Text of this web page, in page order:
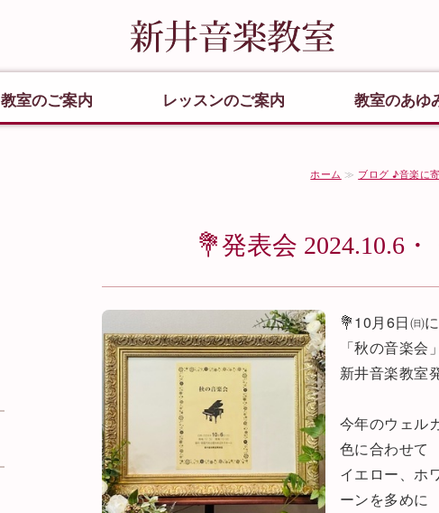
教室のご案内 レッスンのご案内 教室のあゆ
ホーム ≫ ブログ ♪音楽に
💐発表会 2024.10.6
💐10月6日㈰に
「秋の音楽会」
新井音楽教室
今年のウェル
色に合わせて
イエロー、ホ
ーンを多めに